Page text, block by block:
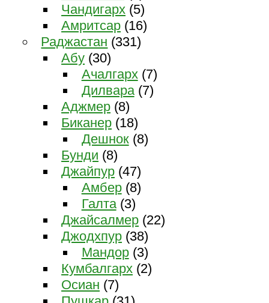
Чандигарх (5)
Амритсар (16)
Раджастан (331)
Абу (30)
Ачалгарх(7)
Дилвара(7)
Аджмер (8)
Биканер (18)
Дешнок(8)
Бунди (8)
Джайпур (47)
Амбер(8)
Галта(3)
Джайсалмер (22)
Джодхпур (38)
Мандор(3)
Кумбалгарх (2)
Осиан (7)